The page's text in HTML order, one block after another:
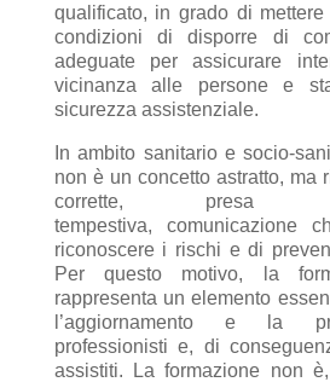
qualificato, in grado di
condizioni di disporre di
adeguate per assicurare
vicinanza alle persone e
sicurezza assistenziale.
In ambito sanitario e socio-
non è un concetto astratto, ma
corrette, presa
tempestiva, comunicazione
riconoscere i rischi e di
Per questo motivo, la
rappresenta un elemento
l’aggiornamento e la
professionisti e, di
assistiti. La formazione non